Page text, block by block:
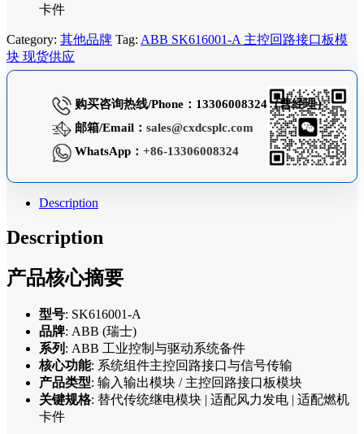
卡件
Category: 其他品牌 Tag: ABB SK616001-A 主控回路接口板模
块 现货供应
购买咨询热线/Phone：13306008324（曹经理）
邮箱/Email： sales@cxdcsplc.com
WhatsApp： +86-13306008324
Description
Description
产品核心摘要
型号: SK616001-A
品牌: ABB (瑞士)
系列 : ABB 工业控制与驱动系统备件
核心功能: 系统组件主控回路接口与信号传输
产品类型: 输入输出模块 / 主控回路接口板模块
关键规格: 替代传统继电模块 | 适配风力发电 | 适配燃机
卡件